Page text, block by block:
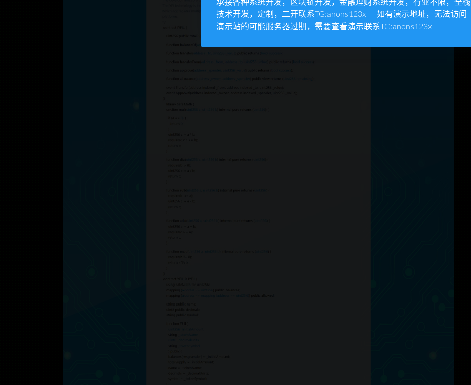
承接各种系统开发，区块链开发，金融理财系统开发，行业不限，全栈
技术开发，定制，二开联系TG:anons123x 如有演示地址，无法访问
演示站的可能服务器过期，需要查看演示联系TG:anons123x